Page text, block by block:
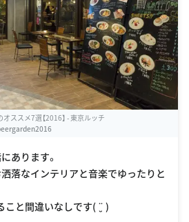
ススメ7選【2016】 - 東京ルッチ
あります。
落なインテリアと音楽でゆったりと
こと間違いなしです( ¨̮ )